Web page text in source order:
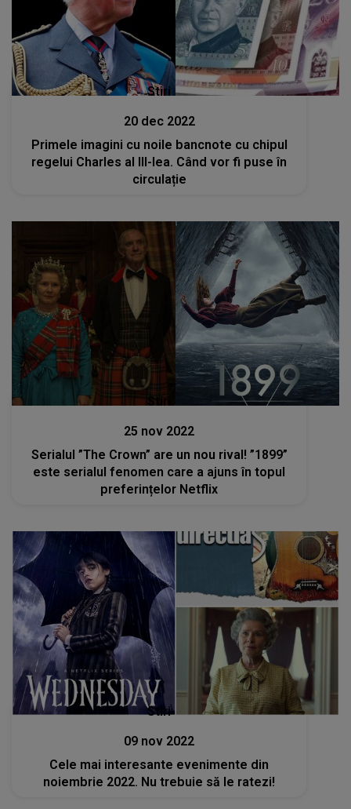
Stiri
20 dec 2022
Primele imagini cu noile bancnote cu chipul
regelui Charles al III-lea. Când vor fi puse în
circulație
Stiri
25 nov 2022
Serialul ”The Crown” are un nou rival! ”1899”
este serialul fenomen care a ajuns în topul
preferințelor Netflix
Stiri
09 nov 2022
Cele mai interesante evenimente din
noiembrie 2022. Nu trebuie să le ratezi!